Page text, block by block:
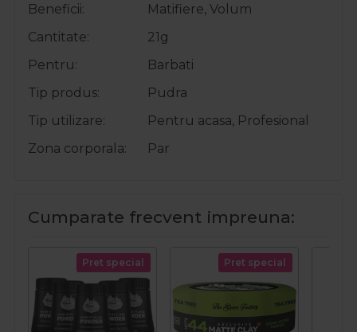
Beneficii
Matifiere, Volum
Cantitate
21g
Pentru
Barbati
Tip produs
Pudra
Tip utilizare
Pentru acasa, Profesional
Zona corporala
Par
Cumparate frecvent impreuna:
Pret special Pret special